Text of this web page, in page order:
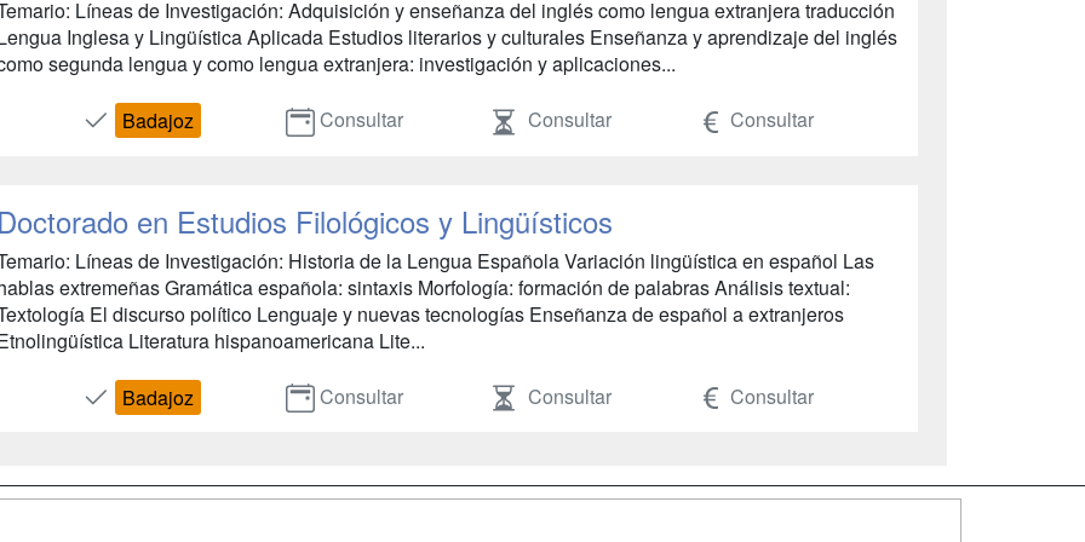
Líneas de Investigación: Adquisición y enseñanza del inglés como lengua extranjera traducción
Inglesa y Lingüística Aplicada Estudios literarios y culturales Enseñanza y aprendizaje del inglés
segunda lengua y como lengua extranjera: investigación y aplicaciones...
Badajoz Consultar Consultar Consultar
en Estudios Filológicos y Lingüísticos
Líneas de Investigación: Historia de la Lengua Española Variación lingüística en español Las
extremeñas Gramática española: sintaxis Morfología: formación de palabras Análisis textual:
El discurso político Lenguaje y nuevas tecnologías Enseñanza de español a extranjeros
Literatura hispanoamericana Lite...
Badajoz Consultar Consultar Consultar